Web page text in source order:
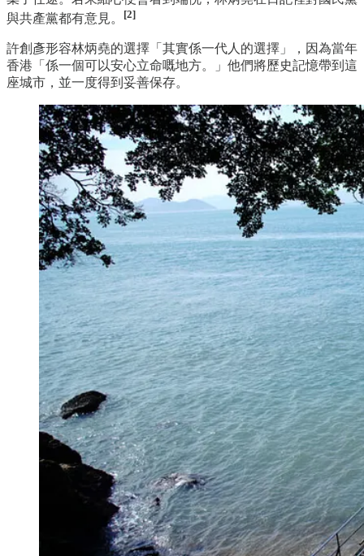
與共產黨都有意見。
[2]
許創彥形容林炳堯的選擇「其實係一代人的選擇」，因為當年
香港「係一個可以安心立命嘅地方。」他們將歷史記憶帶到這
座城市，並一度得到妥善保存。